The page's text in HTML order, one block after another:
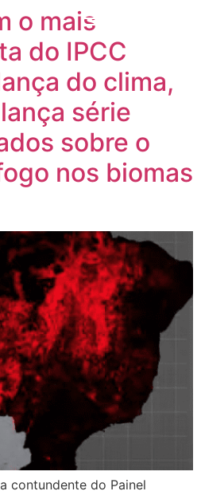
o mais
do IPCC
do clima,
série
sobre o
nos biomas
contundente do Painel